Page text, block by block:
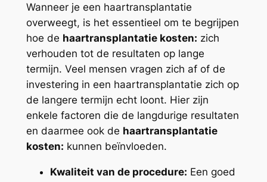
Wanneer je een haartransplantatie
overweegt, is het essentieel om te begrijpen
hoe de haartransplantatie kosten: zich
verhouden tot de resultaten op lange
termijn. Veel mensen vragen zich af of de
investering in een haartransplantatie zich op
de langere termijn echt loont. Hier zijn
enkele factoren die de langdurige resultaten
en daarmee ook de haartransplantatie
kosten: kunnen beïnvloeden.
Kwaliteit van de procedure: Een goed